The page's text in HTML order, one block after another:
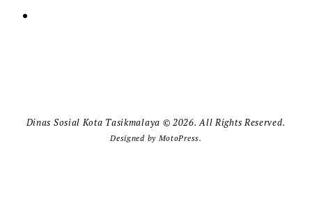
Dinas Sosial Kota Tasikmalaya © 2026. All Rights Reserved.
Designed by MotoPress.